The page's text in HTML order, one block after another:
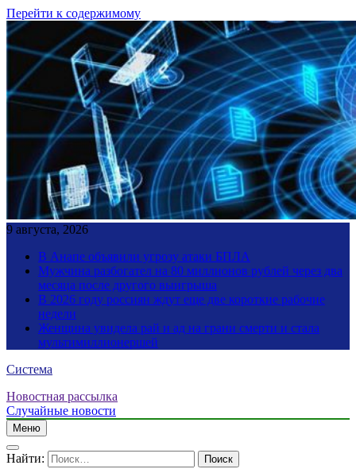
Перейти к содержимому
9 августа, 2026
В Анапе объявили угрозу атаки БПЛА
Мужчина разбогател на 80 миллионов рублей через два
месяца после другого выигрыша
В 2026 году россиян ждут еще две короткие рабочие
недели
Женщина увидела рай и ад на грани смерти и стала
мультимиллионершей
Система
Новостная рассылка
Случайные новости
Меню
Найти: